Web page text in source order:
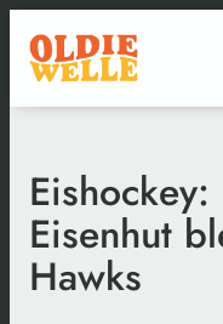
Eisenhut
Hawks